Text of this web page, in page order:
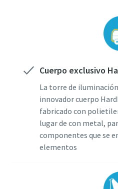
Cuerpo exclusivo
La torre de
innovador cuerpo
fabricado con
lugar de con metal,
componentes que se
elementos